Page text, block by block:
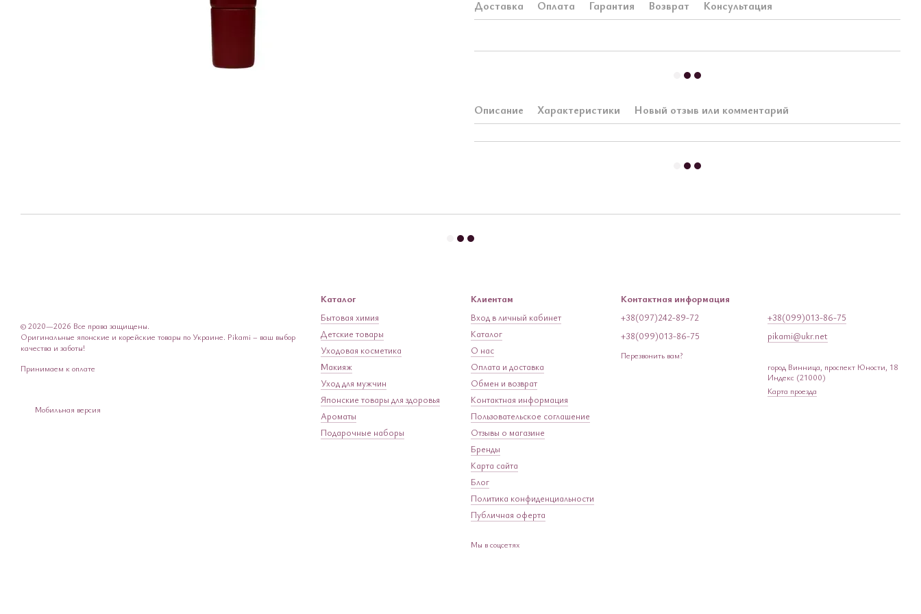
Доставка Оплата Гарантия Возврат Консультация
Описание Характеристики Новый отзыв или комментарий
© 2020—2026 Все права защищены.
Оригинальные японские и корейские товары по Украине. Pikami – ваш выбор
качества и заботы!
Принимаем к оплате
Мобильная версия
Каталог
Бытовая химия
Детские товары
Уходовая косметика
Макияж
Уход для мужчин
Японские товары для здоровья
Ароматы
Подарочные наборы
Клиентам
Вход в личный кабинет
Каталог
О нас
Оплата и доставка
Обмен и возврат
Контактная информация
Пользовательское соглашение
Отзывы о магазине
Бренды
Карта сайта
Блог
Политика конфиденциальности
Публичная оферта
Мы в соцсетях
Контактная информация
+38(097)242-89-72
+38(099)013-86-75
Перезвонить вам?
+38(099)013-86-75
pikami@ukr.net
город Винница, проспект Юности, 18
Индекс (21000)
Карта проезда